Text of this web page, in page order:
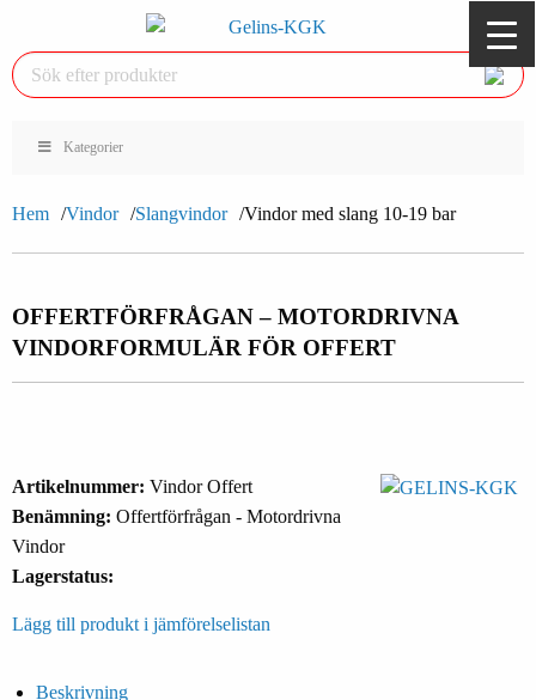
Kategorier
Hem Vindor Slangvindor Vindor med slang 10-19 bar
OFFERTFÖRFRÅGAN – MOTORDRIVNA
VINDORFORMULÄR FÖR OFFERT
Artikelnummer: Vindor Offert
Benämning: Offertförfrågan - Motordrivna
Vindor
Lagerstatus:
Lägg till produkt i jämförelselistan
Beskrivning